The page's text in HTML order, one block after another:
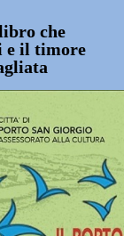
che
e il timore